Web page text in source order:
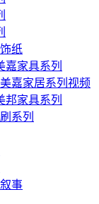
纸
嘉家具系列
美嘉家居系列视频
邦家具系列
系列
事